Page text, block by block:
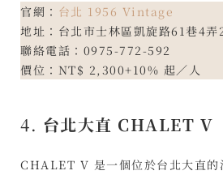
官網： 台北 1956 Vintage
地址：台北市士林區凱旋路61巷4弄
聯絡電話：0975-772-592
價位：NT$ 2,300+10% 起／人
4. 台北大直 CHALET V
CHALET V 是一個位於台北大直的